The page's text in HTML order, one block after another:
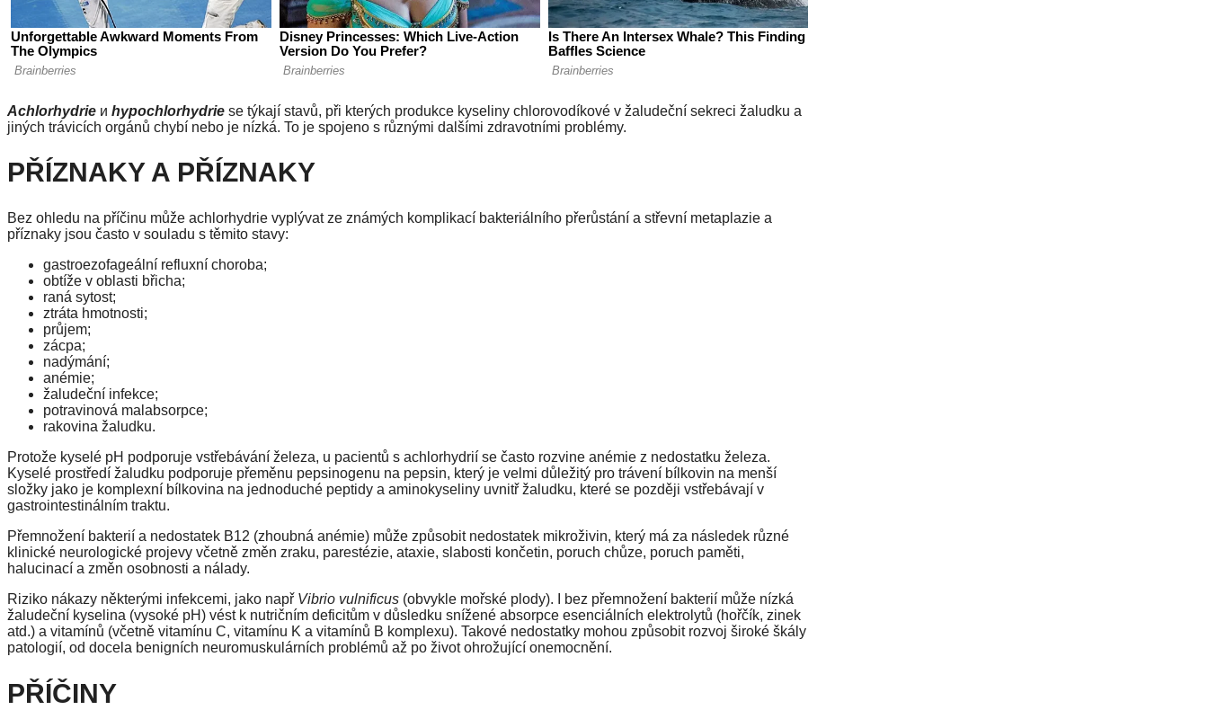
Achlorhydrie и hypochlorhydrie se týkají stavů, při kterých produkce kyseliny chlorovodíkové v žaludeční sekreci žaludku a
jiných trávicích orgánů chybí nebo je nízká. To je spojeno s různými dalšími zdravotními problémy.
PŘÍZNAKY A PŘÍZNAKY
Bez ohledu na příčinu může achlorhydrie vyplývat ze známých komplikací bakteriálního přerůstání a střevní metaplazie a
příznaky jsou často v souladu s těmito stavy:
gastroezofageální refluxní choroba;
obtíže v oblasti břicha;
raná sytost;
ztráta hmotnosti;
průjem;
zácpa;
nadýmání;
anémie;
žaludeční infekce;
potravinová malabsorpce;
rakovina žaludku.
Protože kyselé pH podporuje vstřebávání železa, u pacientů s achlorhydrií se často rozvine anémie z nedostatku železa.
Kyselé prostředí žaludku podporuje přeměnu pepsinogenu na pepsin, který je velmi důležitý pro trávení bílkovin na menší
složky jako je komplexní bílkovina na jednoduché peptidy a aminokyseliny uvnitř žaludku, které se později vstřebávají v
gastrointestinálním traktu.
Přemnožení bakterií a nedostatek B12 (zhoubná anémie) může způsobit nedostatek mikroživin, který má za následek různé
klinické neurologické projevy včetně změn zraku, parestézie, ataxie, slabosti končetin, poruch chůze, poruch paměti,
halucinací a změn osobnosti a nálady.
Riziko nákazy některými infekcemi, jako např Vibrio vulnificus (obvykle mořské plody). I bez přemnožení bakterií může nízká
žaludeční kyselina (vysoké pH) vést k nutričním deficitům v důsledku snížené absorpce esenciálních elektrolytů (hořčík, zinek
atd.) a vitamínů (včetně vitamínu C, vitamínu K a vitamínů B komplexu). Takové nedostatky mohou způsobit rozvoj široké škály
patologií, od docela benigních neuromuskulárních problémů až po život ohrožující onemocnění.
PŘÍČINY